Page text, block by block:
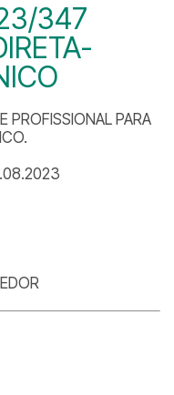
347
PROFISSIONAL PARA